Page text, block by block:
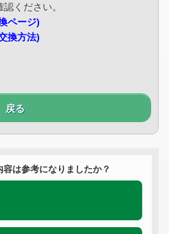
ください。
ページ)
換方法)
戻る
は参考になりましたか？